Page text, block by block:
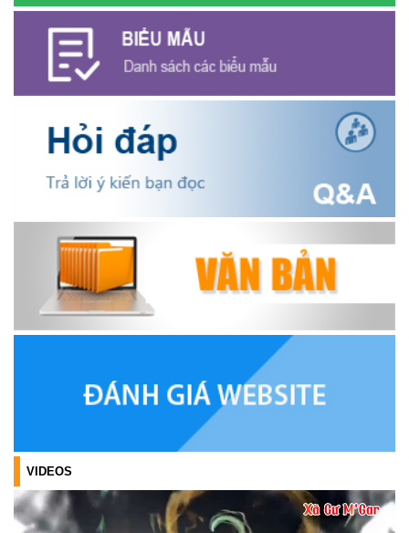
VAY KÝ QUỸ ĐỐI VỚI NGƯỜI LAO ĐỘNG ĐI LÀM VIỆC TẠI HÀN
QUỐC
(24/07/2026)
HỘI NÔNG DÂN XÃ CƯ M’GAR ĐẠI DIỆN TỈNH ĐẮK LẮK QUẢNG
BÁ SẢN PHẨM OCOP TẠI TUẦN LỄ NÔNG SẢN VÀ SẢN PHẨM
OCOP TỈNH KHÁNH HÒA NĂM 2026
(18/07/2026)
Đoàn viên thanh niên và các tầng lớp Nhân dân xã Cư M'gar tích
cực tham gia hưởng ngày hội hiến máu tình nguyện đợt II năm
2026.
(17/07/2026)
HƯỞNG ỨNG CUỘC THI TRỰC TUYẾN CỦA HỘI NÔNG DÂN XÃ
TRIỂN KHAI, GIAO NHIỆM VỤ TÌM KIẾM, QUY TẬP VÀ XÁC ĐỊNH
(27/07/2026)
HỘI LIÊN HIỆP PHỤ NỮ XÃ THĂM, TẶNG QUÀ CÁC GIA ĐÌNH
CHÍNH SÁCH NHÂN NGÀY THƯƠNG BINH - LIỆT SĨ 27/7
VIDEOS